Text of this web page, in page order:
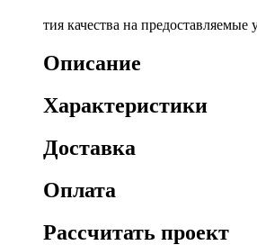
Гарантия качества на
Описание
Характеристики
Доставка
Оплата
Рассчитать проект